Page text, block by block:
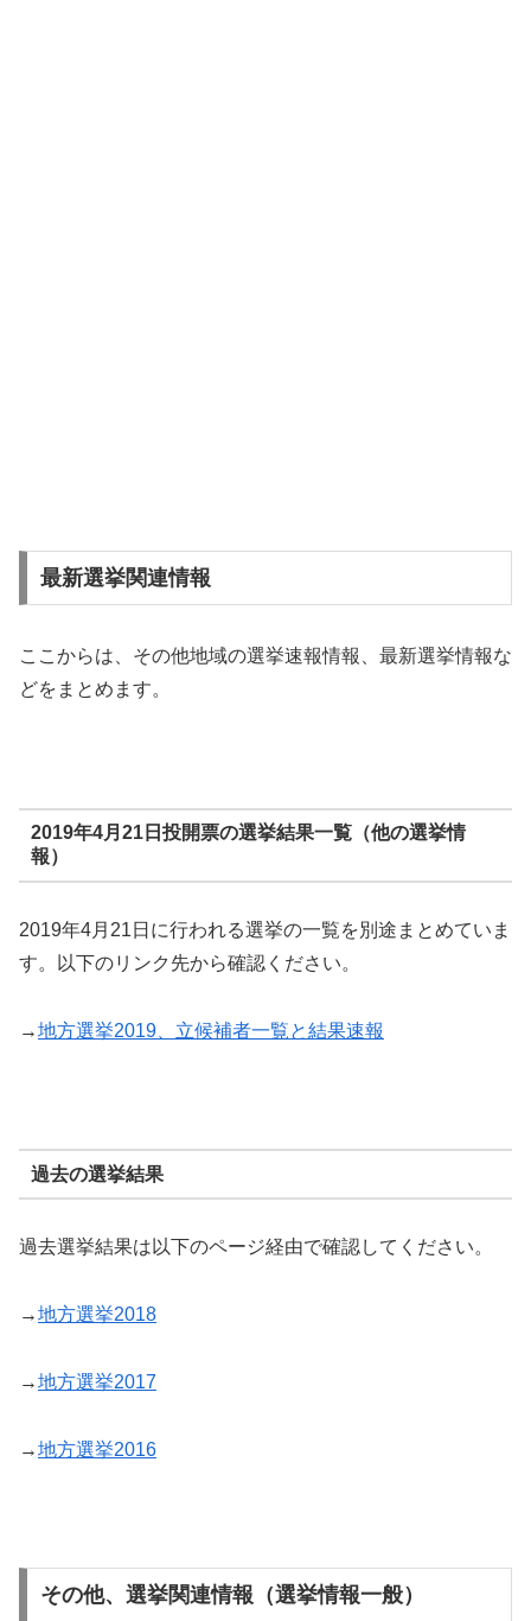
最新選挙関連情報
ここからは、その他地域の選挙速報情報、最新選挙情報な
どをまとめます。
2019年4月21日投開票の選挙結果一覧（他の選挙情
報）
2019年4月21日に行われる選挙の一覧を別途まとめていま
す。以下のリンク先から確認ください。
→地方選挙2019、立候補者一覧と結果速報
過去の選挙結果
過去選挙結果は以下のページ経由で確認してください。
→地方選挙2018
→地方選挙2017
→地方選挙2016
その他、選挙関連情報（選挙情報一般）